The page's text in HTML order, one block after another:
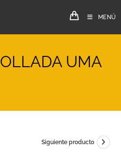
MENÚ
UMA
Siguiente producto